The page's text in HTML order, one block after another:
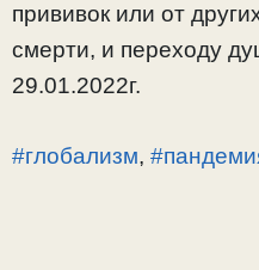
прививок или от
смерти, и переходу
29.01.2022г.
#глобализм,